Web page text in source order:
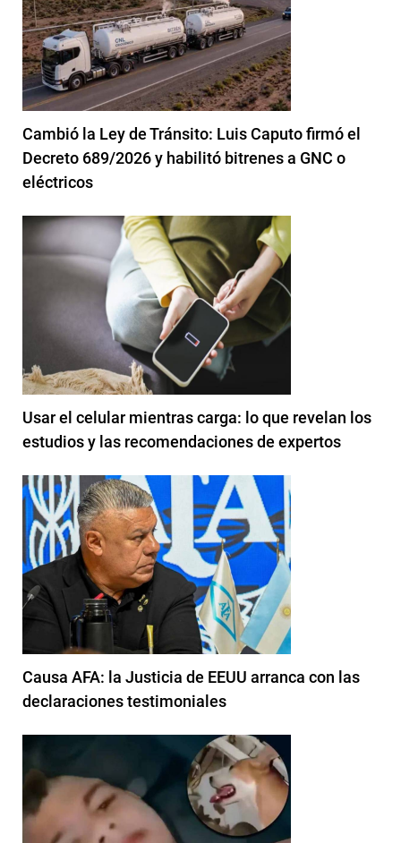
Cambió la Ley de Tránsito: Luis Caputo firmó el
Decreto 689/2026 y habilitó bitrenes a GNC o
eléctricos
Usar el celular mientras carga: lo que revelan los
estudios y las recomendaciones de expertos
Causa AFA: la Justicia de EEUU arranca con las
declaraciones testimoniales